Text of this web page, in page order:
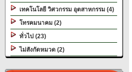
เทคโนโลยี วิศวกรรม อุตสาหกรรม (4)
โทรคมนาคม (2)
ทั่วไป (23)
ไม่สังกัดหมวด (2)